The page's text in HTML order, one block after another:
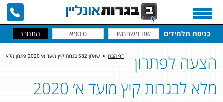
כניסת תלמידים
דף הבית > שאלון 582 בגרות קיץ מועד א׳ 2020 פתרון מלא
הצעה לפתרון
מלא לבגרות קיץ מועד א׳ 2020